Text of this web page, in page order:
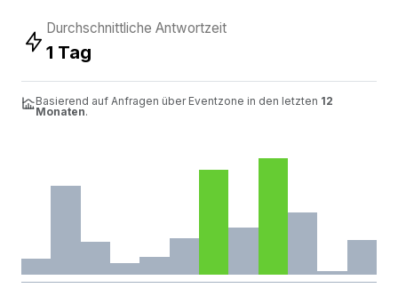
Durchschnittliche Antwortzeit
1 Tag
Basierend auf Anfragen über Eventzone in den letzten 12
Monaten.